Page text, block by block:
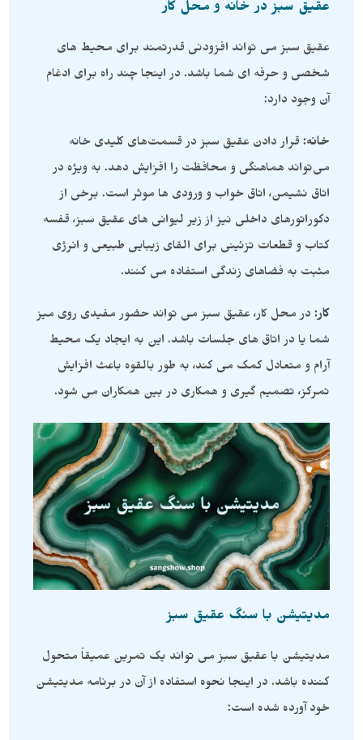
عقیق سبز در خانه و محل کار
عقیق سبز می تواند افزودنی قدرتمند برای محیط های
شخصی و حرفه ای شما باشد. در اینجا چند راه برای ادغام
آن وجود دارد:
خانه: قرار دادن عقیق سبز در قسمت‌های کلیدی خانه
می‌تواند هماهنگی و محافظت را افزایش دهد. به ویژه در
اتاق نشیمن، اتاق خواب و ورودی ها موثر است. برخی از
دکوراتورهای داخلی نیز از زیر لیوانی های عقیق سبز، قفسه
کتاب و قطعات تزئینی برای القای زیبایی طبیعی و انرژی
مثبت به فضاهای زندگی استفاده می کنند.
کار: در محل کار، عقیق سبز می تواند حضور مفیدی روی میز
شما یا در اتاق های جلسات باشد. این به ایجاد یک محیط
آرام و متعادل کمک می کند، به طور بالقوه باعث افزایش
تمرکز، تصمیم گیری و همکاری در بین همکاران می شود.
مدیتیشن با سنگ عقیق سبز
مدیتیشن با عقیق سبز می تواند یک تمرین عمیقاً متحول
کننده باشد. در اینجا نحوه استفاده از آن در برنامه مدیتیشن
خود آورده شده است: